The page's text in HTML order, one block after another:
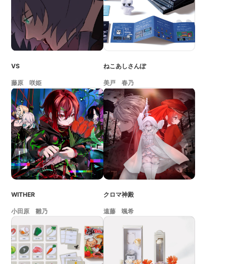
VS
藤原 咲姫
ねこあしさんぽ
美戸 春乃
WITHER
小田原 雛乃
クロマ神殿
遠藤 颯希